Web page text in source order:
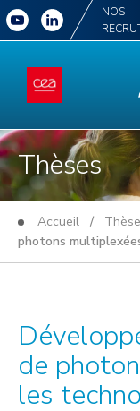
NOS
Thèses
Accueil /
photons
de
les